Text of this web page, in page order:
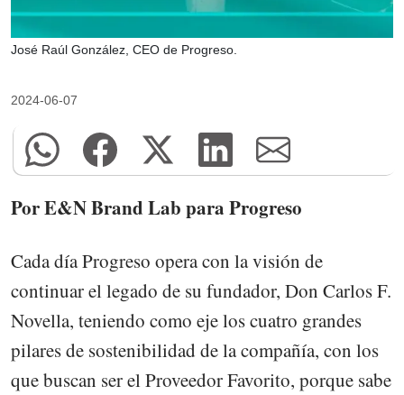
José Raúl González, CEO de Progreso.
2024-06-07
Por E&N Brand Lab para Progreso
Cada día Progreso opera con la visión de
continuar el legado de su fundador, Don Carlos F.
Novella, teniendo como eje los cuatro grandes
pilares de sostenibilidad de la compañía, con los
que buscan ser el Proveedor Favorito, porque sabe